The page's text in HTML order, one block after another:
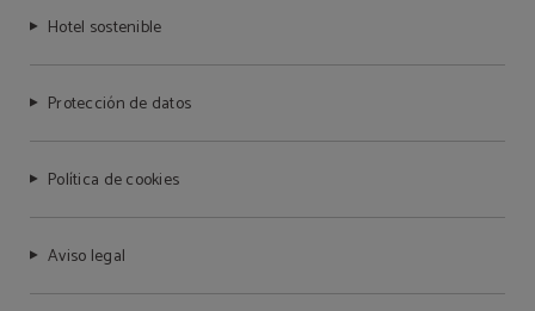
Hotel sostenible
Protección de datos
Política de cookies
Aviso legal